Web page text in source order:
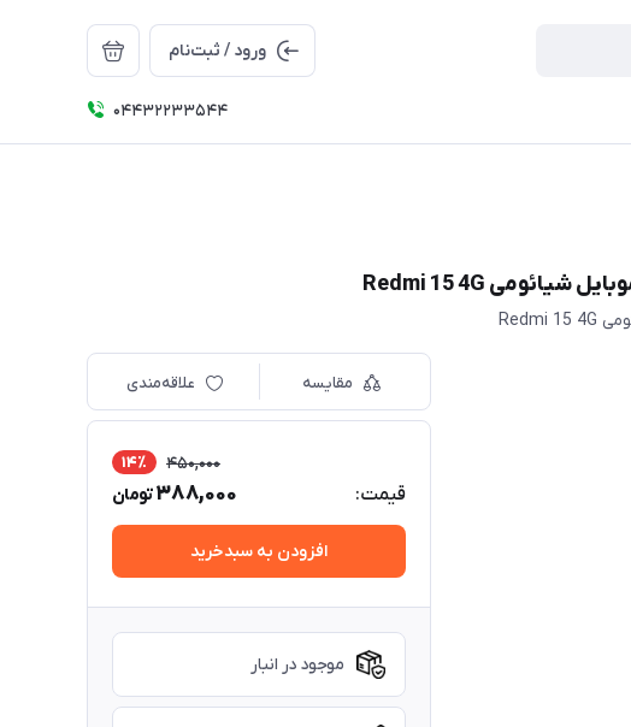
ورود / ثبت‌نام
04432233544
مقایسه علاقه‌مندی
قیمت:
450,000 14٪
388,000تومان
افزودن به سبدخرید
موجود در انبار